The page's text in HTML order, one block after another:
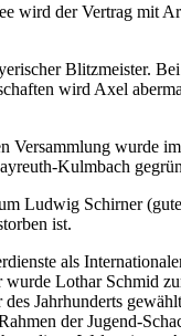
wird der Vertrag mit
Blitzmeister. Bei
wird Axel
Versammlung wurde
Kulmbach
Ludwig Schirner
ist.
als
wurde Lothar Schmid
des Jahrhunderts
der Jugend-